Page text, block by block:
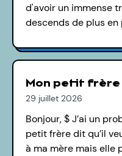
d'avoir un immense
descends de plus
Mon petit frère
29 juillet 2026
Bonjour, $ J’ai un
petit frère dit qu’il
à ma mère mais elle